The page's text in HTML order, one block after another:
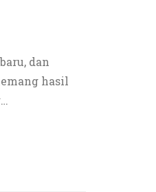
dan
hasil
…